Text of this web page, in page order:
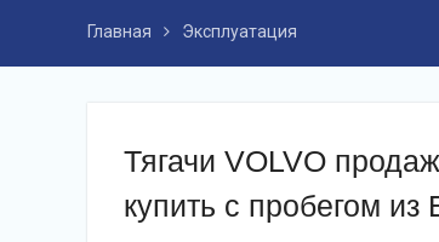
Главная Эксплуатация
Тягачи VOLVO
купить с пробегом